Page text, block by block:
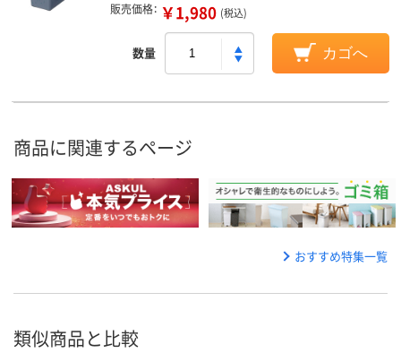
販売価格： ￥1,980 (税込)
数量 カゴへ
商品に関連するページ
おすすめ特集一覧
類似商品と比較